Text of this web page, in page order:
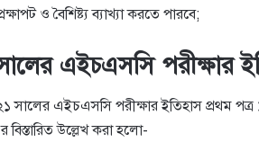
ও বৈশিষ্ট্য ব্যাখ্যা করতে পারবে;
এইচএসসি পরীক্ষার
সালের এইচএসসি পরীক্ষার ইতিহাস প্রথম
উল্লেখ করা হলো-